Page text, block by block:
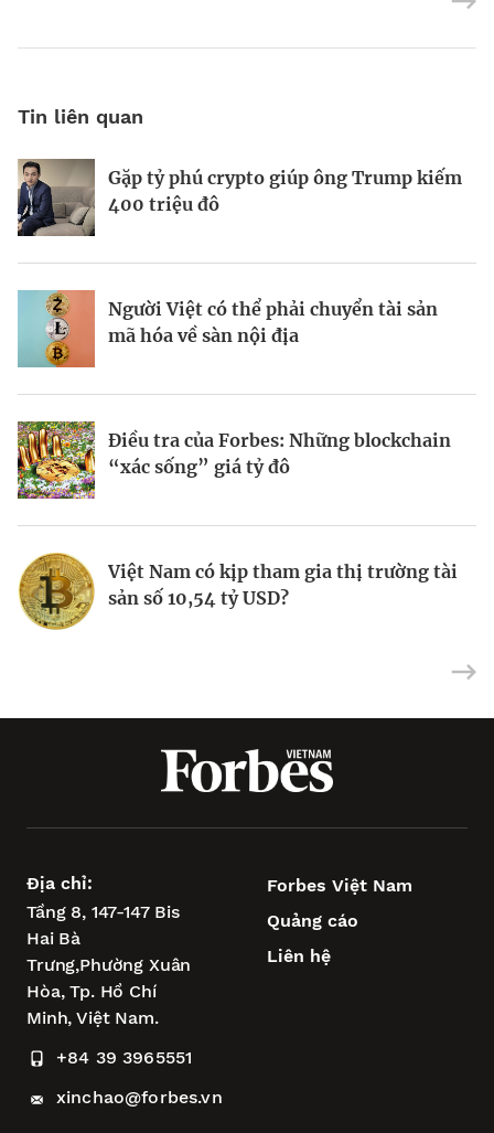
Tin liên quan
Gặp tỷ phú crypto giúp ông Trump kiếm
400 triệu đô
Người Việt có thể phải chuyển tài sản
mã hóa về sàn nội địa
Điều tra của Forbes: Những blockchain
“xác sống” giá tỷ đô
Việt Nam có kịp tham gia thị trường tài
sản số 10,54 tỷ USD?
“Vương quốc” tiền mã hóa được nhà
nước sở hữu ở Bhutan
Công ty tiền mã hóa Hashkey Group trở
thành kỳ lân
Line Next huy động 140 triệu USD từ
Crescendo Equity Partners
Coinbase hưởng lợi khi Binance ngừng
hoạt động tại Mỹ
Gulf Energy vận hành sàn giao dịch tiền
mã hóa từ năm 2024
Yat Siu nhận định về tương lai của tiền
mã hóa
Sức mạnh ổn định của tiền mã hóa
Tether nhờ đâu?
Veloce phát hành token VEXT trên sàn
Bybit
Địa chỉ:
Tầng 8, 147-147 Bis
Hai Bà
Trưng,Phường Xuân
Hòa,Tp. Hồ Chí
Minh, Việt Nam.
+84 39 3965551
xinchao@forbes.vn
Forbes Việt Nam
Quảng cáo
Liên hệ